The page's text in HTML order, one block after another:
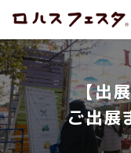
【出
ご出展